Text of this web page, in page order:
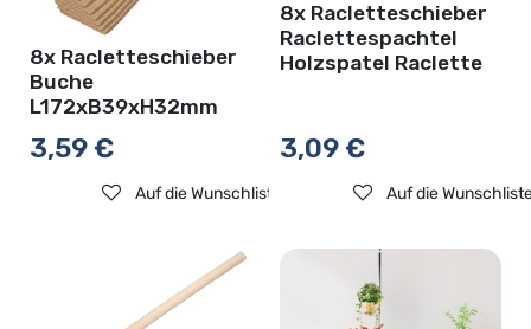
8x Racletteschieber
Buche
L172xB39xH32mm
3,59€
Auf die Wunschliste
8x Racletteschieber
Raclettespachtel
Holzspatel Raclette
3,09€
Auf die